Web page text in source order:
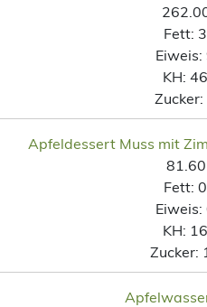
Fett:
Eiweis:
KH:
Zucker:
Apfeldessert Muss mit
Fett:
Eiweis:
KH:
Zucker: